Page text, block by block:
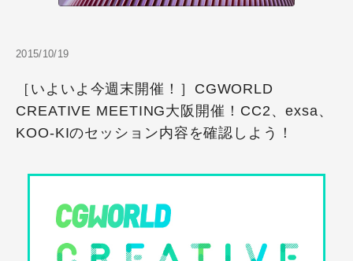
2015/10/19
［いよいよ今週末開催！］CGWORLD
CREATIVE MEETING大阪開催！CC2、exsa、
KOO-KIのセッション内容を確認しよう！